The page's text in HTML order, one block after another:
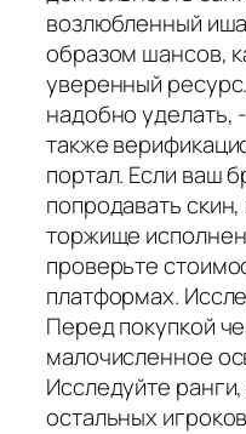
возлюбленный
образом шансов,
уверенный
надобно уделать,
также
портал. Если ваш
попродавать
торжище
проверьте
платформах.
Перед покупкой
малочисленное
Исследуйте
остальных